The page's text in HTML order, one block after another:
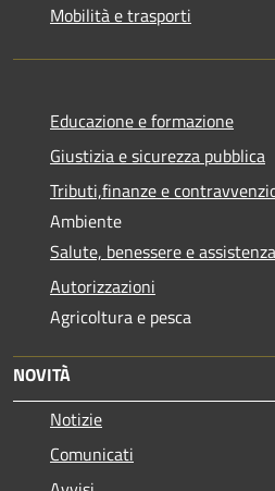
Mobilità e trasporti
Educazione e formazione
Giustizia e sicurezza pubblica
Tributi,finanze e
Ambiente
Salute, benessere e assistenza
Autorizzazioni
Agricoltura e pesca
NOVITÀ
Notizie
Comunicati